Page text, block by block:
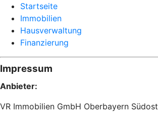
Startseite
Immobilien
Hausverwaltung
Finanzierung
Impressum
Anbieter:
VR Immobilien GmbH Oberbayern Südost